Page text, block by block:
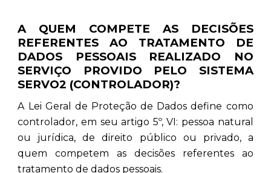
A QUEM COMPETE AS DECISÕES
REFERENTES AO TRATAMENTO DE
DADOS PESSOAIS REALIZADO NO
SERVIÇO PROVIDO PELO SISTEMA
SERVO2 (CONTROLADOR)?
A Lei Geral de Proteção de Dados define como
controlador, em seu artigo 5º, VI: pessoa natural
ou jurídica, de direito público ou privado, a
quem competem as decisões referentes ao
tratamento de dados pessoais.